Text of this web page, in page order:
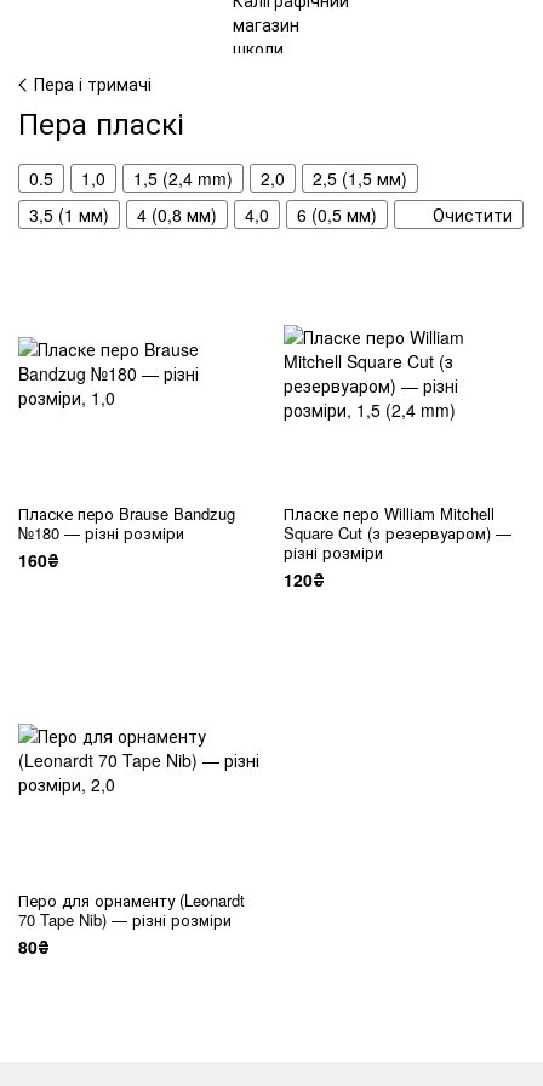
Пера і тримачі
Пера пласкі
0.5 1,0 1,5 (2,4 mm) 2,0
2,5 (1,5 мм)
3,5 (1 мм)
4 (0,8 мм) 4,0 6 (0,5 мм) Очистити
Пласке перо Brause Bandzug
№180 — різні розміри
160₴
Пласке перо William Mitchell
Square Cut (з резервуаром) —
різні розміри
120₴
Перо для орнаменту (Leonardt
70 Tape Nib) — різні розміри
80₴